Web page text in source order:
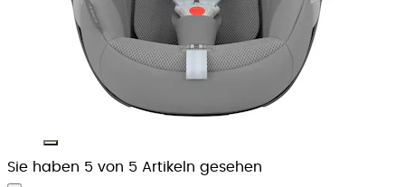
Sie haben 5 von 5 Artikeln gesehen